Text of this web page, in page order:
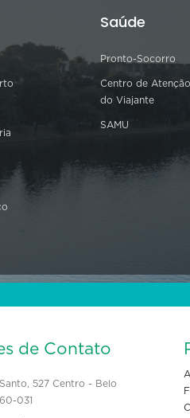
Saúde
Pronto-Socorro
Centro de
do Viajante
SAMU
de Contato
527 Centro - Belo
031